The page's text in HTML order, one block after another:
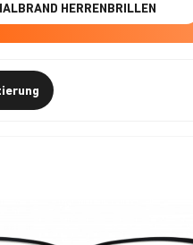
HERRENBRILLEN